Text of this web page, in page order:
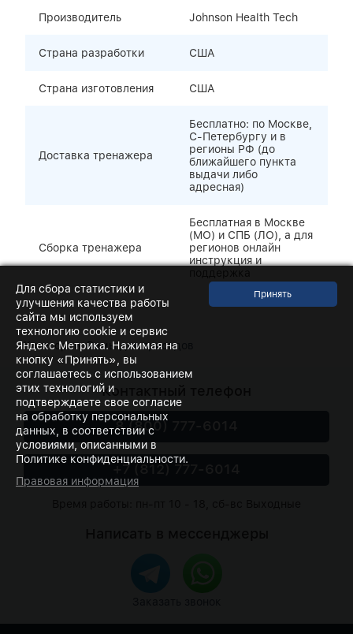
Производитель Johnson Health Tech
Страна разработки США
Страна изготовления США
Доставка тренажера
Бесплатно: по Москве,
С-Петербургу и в
регионы РФ (до
ближайшего пункта
выдачи либо
адресная)
Сборка тренажера
Бесплатная в Москве
(МО) и СПБ (ЛО), а для
регионов онлайн
инструкция и
Категории:Рамы для приседов
Контактный телефон
8 (800) 777-6014
+7 (812) 777-6014
Для сбора статистики и
улучшения качества работы
сайта мы используем
технологию cookie и сервис
Яндекс Метрика. Нажимая на
кнопку «Принять», вы
соглашаетесь с использованием
этих технологий и
подтверждаете свое согласие
на обработку персональных
данных, в соответствии с
условиями, описанными в
Политике конфиденциальности.
Правовая информация